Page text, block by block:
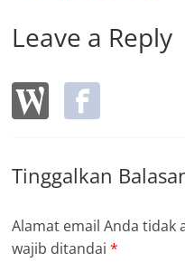
Leave a Reply
Tinggalkan
Alamat email Anda tidak
wajib ditandai*